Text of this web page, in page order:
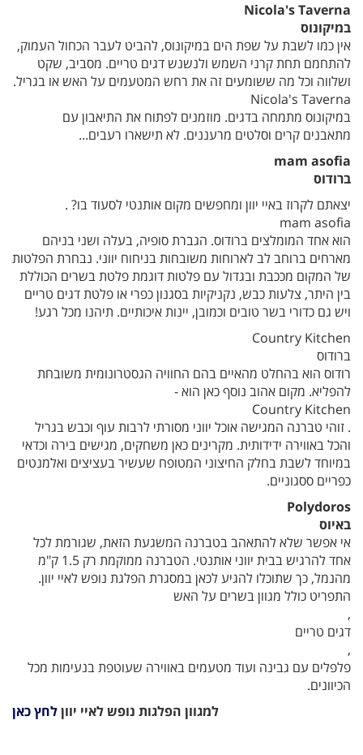
Nicola's Taverna
במיקונוס
אין כמו לשבת על שפת הים במיקונוס, להביט לעבר הכחול העמוק,
להתחמם תחת קרני השמש ולנשנש דגים טריים. מסביב, שקט
ושלווה וכל מה ששומעים זה את רחש המטעמים על האש או בגריל.
Nicola's Taverna
במיקונוס מתמחה בדגים. מוזמנים לפתוח את התיאבון עם
מתאבנים קרים וסלטים מרעננים. לא תישארו רעבים...
mam asofia
ברודוס
יצאתם לקרוז באיי יוון ומחפשים מקום אותנטי לסעוד בו? .
mam asofia
הוא אחד המומלצים ברודוס. הגברת סופיה, בעלה ושני בניהם
מארחים ברוחב לב לארוחות משובחות בניחוח יווני. נבחרת הפלטות
של המקום מככבת ובגדול עם פלטות דוגמת פלטת בשרים הכוללת
בין היתר, צלעות כבש, נקניקיות בסגנון כפרי או פלטת דגים טריים
ויש גם כדורי בשר טובים וכמובן, יינות איכותיים. תיהנו מכל רגע!
Country Kitchen
ברודוס
רודוס הוא בהחלט מהאיים בהם החוויה הגסטרונומית משובחת
להפליא. מקום אהוב נוסף כאן הוא -
Country Kitchen
. זוהי טברנה המגישה אוכל יווני מסורתי לרבות עוף וכבש בגריל
והכל באווירה ידידותית. מקרינים כאן משחקים, מגישים בירה וכדאי
במיוחד לשבת בחלק החיצוני המטופח שעשיר בעציצים ואלמנטים
כפריים ססגוניים.
Polydoros
באיוס
אי אפשר שלא להתאהב בטברנה המשגעת הזאת, שגורמת לכל
אחד להרגיש בבית יווני אותנטי. הטברנה ממוקמת רק 1.5 ק"מ
מהנמל, כך שתוכלו להגיע לכאן במסגרת הפלגת נופש לאיי יוון.
התפריט כולל מגוון בשרים על האש
,
דגים טריים
,
פלפלים עם גבינה ועוד מטעמים באווירה שעוטפת בנעימות מכל
הכיוונים.
למגוון הפלגות נופש לאיי יווןלחץ כאן